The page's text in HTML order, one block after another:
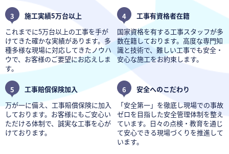
3
施工実績5万台以上
これまでに5万台以上の工事を手が
けてきた確かな実績があります。多
種多様な現場に対応してきたノウハ
ウで、お客様のご要望にお応えしま
す。
4
工事有資格者在籍
国家資格を有する工事スタッフが多
数在籍しております。高度な専門知
識と技術で、難しい工事でも安全・
安心な施工をお約束します。
5
工事賠償保険加入
万が一に備え、工事賠償保険に加入
しております。お客様にもご安心い
ただける体制で、誠実な工事を心が
けております。
6
安全へのこだわり
「安全第一」を徹底し現場での事故
ゼロを目指した安全管理体制を整え
ています。日々の点検・教育を通じ
て安心できる現場づくりを推進して
います。